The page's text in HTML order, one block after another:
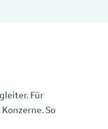
Für
So